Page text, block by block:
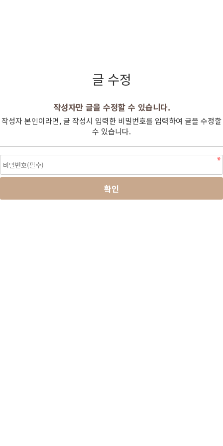
글 수정
작성자만 글을 수정할 수 있습니다.
작성자 본인이라면, 글 작성시 입력한 비밀번호를 입력하여 글을 수정할
수 있습니다.